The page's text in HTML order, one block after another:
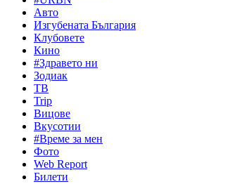
Авто
Изгубената България
Клубовете
Кино
#Здравето ни
Зодиак
ТВ
Trip
Вицове
Вкусотии
#Време за мен
Фото
Web Report
Билети